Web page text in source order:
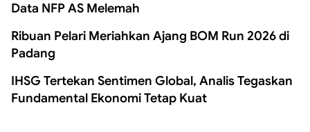
Data NFP AS Melemah
Ribuan Pelari Meriahkan Ajang BOM Run 2026 di
Padang
IHSG Tertekan Sentimen Global, Analis Tegaskan
Fundamental Ekonomi Tetap Kuat